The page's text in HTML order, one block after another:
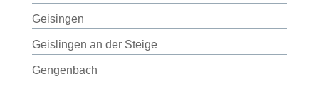
Geisingen
Geislingen an der Steige
Gengenbach